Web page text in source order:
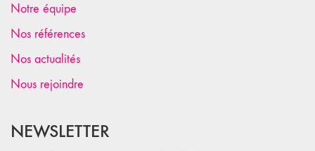
Notre équipe
Nos références
Nos actualités
Nous rejoindre
NEWSLETTER